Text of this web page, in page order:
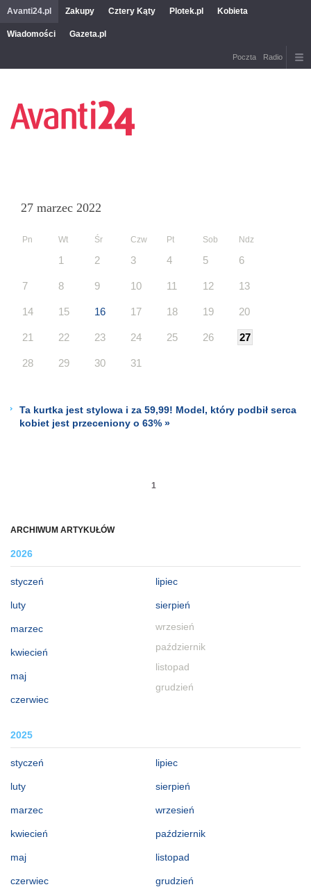
Avanti24.pl Zakupy Cztery Kąty Plotek.pl Kobieta
Wiadomości Gazeta.pl
Poczta Radio
ARCHIWUM ARTYKUŁÓW
2026
styczeń
luty
marzec
kwiecień
maj
czerwiec
lipiec
sierpień
wrzesień
październik
listopad
grudzień
2025
styczeń
luty
marzec
kwiecień
maj
czerwiec
lipiec
sierpień
wrzesień
październik
listopad
grudzień
27 marzec 2022
Pn Wt Śr Czw Pt Sob Ndz
1 2 3 4 5 6
7 8 9 10 11 12 13
14 15 16 17 18 19 20
21 22 23 24 25 26 27
28 29 30 31
Ta kurtka jest stylowa i za 59,99! Model, który podbił serca
kobiet jest przeceniony o 63% »
1